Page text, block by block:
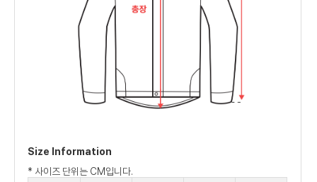
Size Information
* 사이즈 단위는 CM입니다.